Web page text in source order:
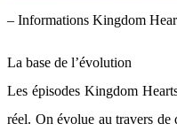
– Informations Kingdom
La base de l’évolution
Les épisodes Kingdom
réel. On évolue au travers de